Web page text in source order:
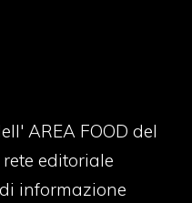
AREA FOOD del
editoriale
informazione